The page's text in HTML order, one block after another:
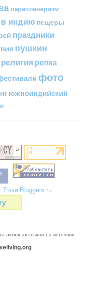
парапланеризм
в индию пещеры
праздники
пушкин
религия репка
фото
южноиндийский
активная ссылка на источник
.org